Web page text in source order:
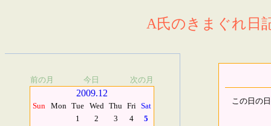
A氏のきまぐれ日
前の月 今日 次の月
2009.12
Sun Mon Tue Wed Thu Fri Sat
1
2 3 4
5
この日の